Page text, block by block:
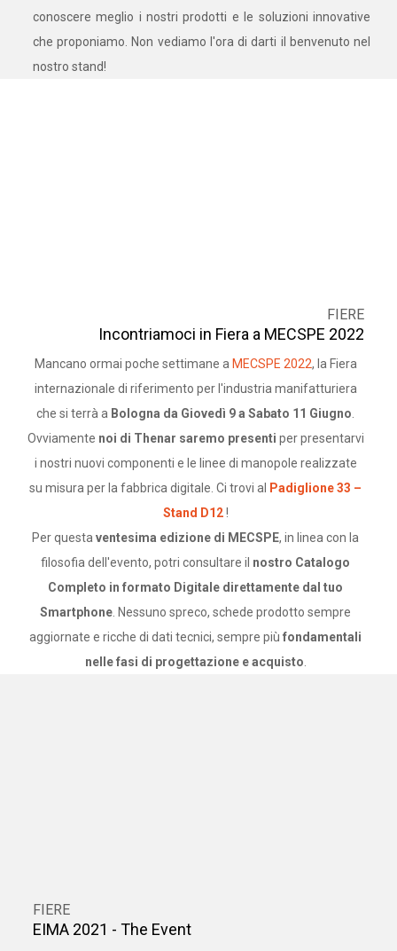
conoscere meglio i nostri prodotti e le soluzioni innovative
che proponiamo. Non vediamo l'ora di darti il benvenuto nel
nostro stand!
FIERE
Incontriamoci in Fiera a MECSPE 2022
Mancano ormai poche settimane a MECSPE 2022, la Fiera
internazionale di riferimento per l'industria manifatturiera
che si terrà a Bologna da Giovedì 9 a Sabato 11 Giugno
Ovviamente noi di Thenar saremo presenti per presentarvi
i nostri nuovi componenti e le linee di manopole realizzate
su misura per la fabbrica digitale. Ci trovi al
Padiglione 33 –
Stand D12!
Per questaventesima edizione di MECSPE, in linea con la
filosofia dell'evento, potri consultare il nostro Catalogo
Completo in formato Digitale direttamente dal tuo
Smartphone . Nessuno spreco, schede prodotto sempre
aggiornate e ricche di dati tecnici, sempre piùfondamentali
nelle fasi di progettazione e acquisto
FIERE
EIMA 2021 - The Event